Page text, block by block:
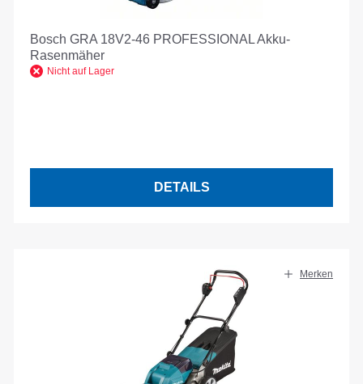
Bosch GRA 18V2-46 PROFESSIONAL Akku-
Rasenmäher
Nicht auf Lager
DETAILS
Merken